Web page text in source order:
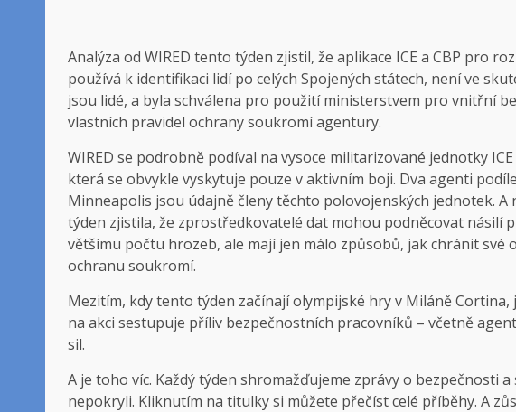
Analýza od WIRED tento týden zjistil, že aplikace ICE a CBP pro
používá k identifikaci lidí po celých Spojených státech, není ve
jsou lidé, a byla schválena pro použití ministerstvem pro vnitřní
vlastních pravidel ochrany soukromí agentury.
WIRED se podrobně podíval na vysoce militarizované jednotky
která se obvykle vyskytuje pouze v aktivním boji. Dva agenti
Minneapolis jsou údajně členy těchto polovojenských jednotek. A
týden zjistila, že zprostředkovatelé dat mohou podněcovat násilí
většímu počtu hrozeb, ale mají jen málo způsobů, jak chránit své
ochranu soukromí.
Mezitím, kdy tento týden začínají olympijské hry v Miláně
na akci sestupuje příliv bezpečnostních pracovníků – včetně
sil.
A je toho víc. Každý týden shromažďujeme zprávy o bezpečnosti
nepokryli. Kliknutím na titulky si můžete přečíst celé příběhy. A